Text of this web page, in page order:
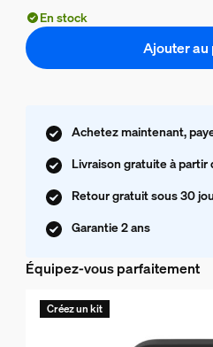
En stock
Ajouter au
Achetez maintenant,
Livraison gratuite à partir
Retour gratuit sous 30
Garantie 2 ans
Équipez-vous parfaitement
Créez un kit